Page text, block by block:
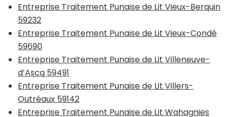
Entreprise Traitement Punaise de Lit Vieux-Berquin
59232
Entreprise Traitement Punaise de Lit Vieux-Condé
59690
Entreprise Traitement Punaise de Lit Villeneuve-
d’Ascq 59491
Entreprise Traitement Punaise de Lit Villers-
Outréaux 59142
Entreprise Traitement Punaise de Lit Wahagnies